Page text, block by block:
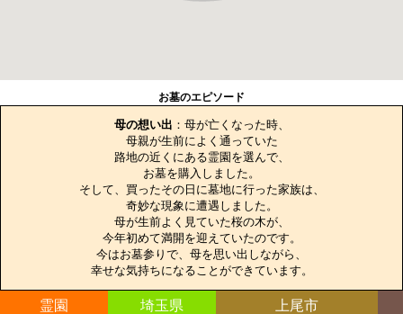
お墓のエピソード
母の想い出 ：母が亡くなった時、
母親が生前によく通っていた
路地の近くにある霊園を選んで、
お墓を購入しました。
そして、買ったその日に墓地に行った家族は、
奇妙な現象に遭遇しました。
母が生前よく見ていた桜の木が、
今年初めて満開を迎えていたのです。
今はお墓参りで、母を思い出しながら、
幸せな気持ちになることができています。
霊園 埼玉県 上尾市